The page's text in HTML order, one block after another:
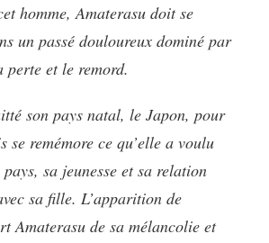
homme, Amaterasu doit se
un passé douloureux dominé par
et le remord.
son pays natal, le Japon, pour
se remémore ce qu’elle a voulu
sa jeunesse et sa relation
sa fille. L’apparition de
Amaterasu de sa mélancolie et